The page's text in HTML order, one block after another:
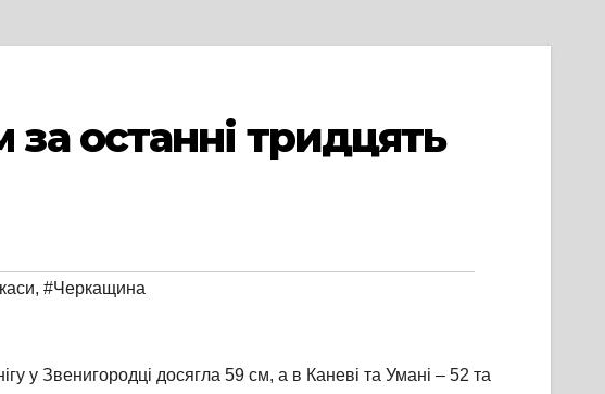
за останні тридцять
, #Черкащина
у Звенигородці досягла 59 см, а в Каневі та Умані – 52 та